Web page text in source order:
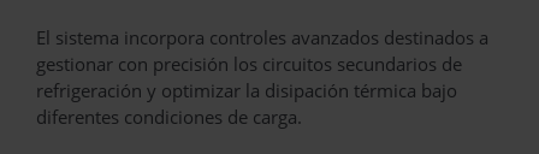
El sistema incorpora controles avanzados destinados a
gestionar con precisión los circuitos secundarios de
refrigeración y optimizar la disipación térmica bajo
diferentes condiciones de carga.